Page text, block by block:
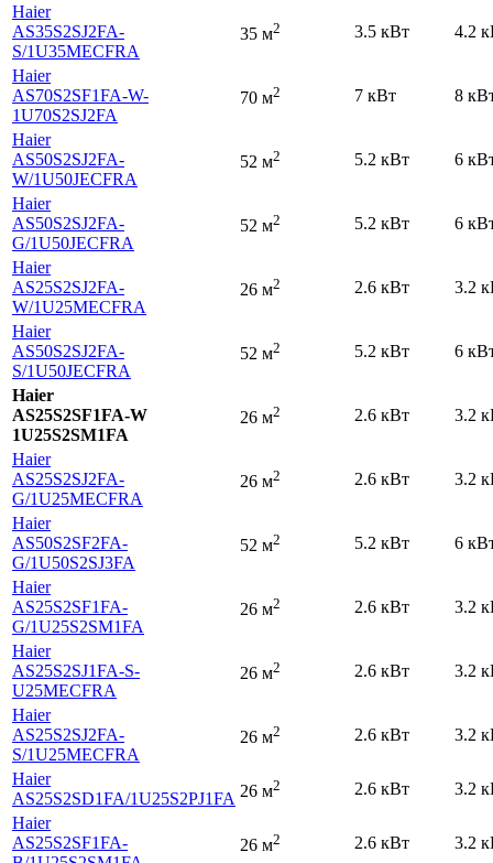
Haier
AS35S2SJ2FA-
S/1U35MECFRA
35 м2 3.5 кВт 4.2
Haier
AS70S2SF1FA-W-
1U70S2SJ2FA
70 м2 7 кВт 8
Haier
AS50S2SJ2FA-
W/1U50JECFRA
52 м2 5.2 кВт 6
Haier
AS50S2SJ2FA-
G/1U50JECFRA
52 м2 5.2 кВт 6
Haier
AS25S2SJ2FA-
W/1U25MECFRA
26 м2 2.6 кВт 3.2
Haier
AS50S2SJ2FA-
S/1U50JECFRA
52 м2 5.2 кВт 6
Haier
AS25S2SF1FA-W
1U25S2SM1FA
26 м2 2.6 кВт 3.2
Haier
AS25S2SJ2FA-
G/1U25MECFRA
26 м2 2.6 кВт 3.2
Haier
AS50S2SF2FA-
G/1U50S2SJ3FA
52 м2 5.2 кВт 6
Haier
AS25S2SF1FA-
G/1U25S2SM1FA
26 м2 2.6 кВт 3.2
Haier
AS25S2SJ1FA-S-
U25MECFRA
26 м2 2.6 кВт 3.2
Haier
AS25S2SJ2FA-
S/1U25MECFRA
26 м2 2.6 кВт 3.2
Haier
AS25S2SD1FA/1U25S2PJ1FA 26 м2 2.6 кВт
3.2
Haier
AS25S2SF1FA-
26 м2 2.6 кВт 3.2